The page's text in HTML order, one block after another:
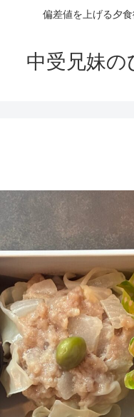
偏差値を上げる夕
中受兄妹